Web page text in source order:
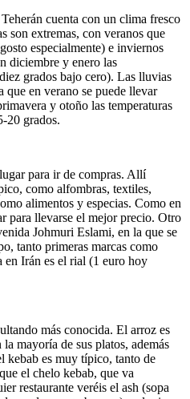
cuenta con un clima fresco
son extremas, con veranos que
especialmente) e inviernos
diciembre y enero las
grados bajo cero). Las lluvias
que en verano se puede llevar
y otoño las temperaturas
20 grados.
para ir de compras. Allí
como alfombras, textiles,
alimentos y especias. Como en
para llevarse el mejor precio. Otro
Johmuri Eslami, en la que se
tanto primeras marcas como
en Irán es el rial (1 euro hoy
más conocida. El arroz es
mayoría de sus platos, además
kebab es muy típico, tanto de
el chelo kebab, que va
restaurante veréis el ash (sopa